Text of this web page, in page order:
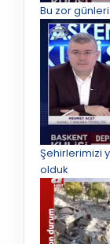
Bu zor
Şehirlerimizi
olduk